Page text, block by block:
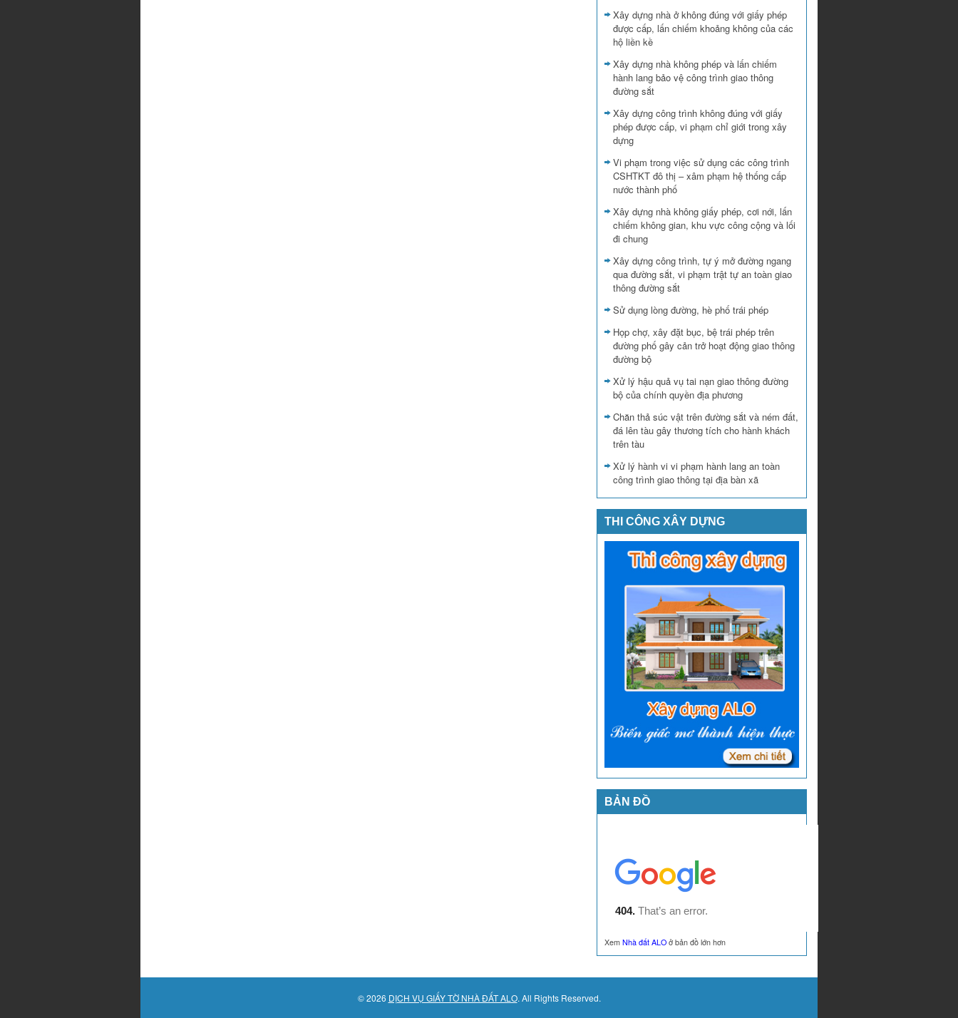
Xây dựng nhà ở không đúng với giấy phép
được cấp, lấn chiếm khoảng không của các
hộ liền kề
Xây dựng nhà không phép và lấn chiếm
hành lang bảo vệ công trình giao thông
đường sắt
Xây dựng công trình không đúng với giấy
phép được cấp, vi phạm chỉ giới trong xây
dựng
Vi phạm trong việc sử dụng các công trình
CSHTKT đô thị – xâm phạm hệ thống cấp
nước thành phố
Xây dựng nhà không giấy phép, cơi nới, lấn
chiếm không gian, khu vực công cộng và lối
đi chung
Xây dựng công trình, tự ý mở đường ngang
qua đường sắt, vi phạm trật tự an toàn giao
thông đường sắt
Sử dụng lòng đường, hè phố trái phép
Họp chợ, xây đặt bục, bệ trái phép trên
đường phố gây cản trở hoạt động giao thông
đường bộ
Xử lý hậu quả vụ tai nạn giao thông đường
bộ của chính quyền địa phương
Chăn thả súc vật trên đường sắt và ném đất,
đá lên tàu gây thương tích cho hành khách
trên tàu
Xử lý hành vi vi phạm hành lang an toàn
công trình giao thông tại địa bàn xã
THI CÔNG XÂY DỰNG
BẢN ĐỒ
Xem Nhà đất ALO ở bản đồ lớn hơn
© 2026 DỊCH VỤ GIẤY TỜ NHÀ ĐẤT ALO. All Rights Reserved.